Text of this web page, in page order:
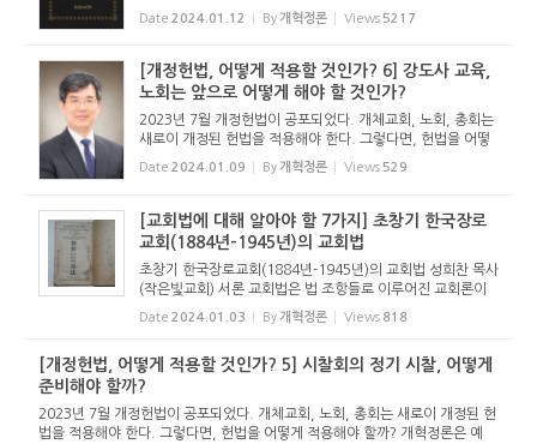
2022년(108회기) 기준 9,476개 교회, 목사수 22,180명, 장
로수 34,715명, 세례교인수는 1,602,398명, 전체교인수는
Date 2024.01.12 By 개혁정론 Views 5217
[개정헌법, 어떻게 적용할 것인가? 6] 강도사 교육,
노회는 앞으로 어떻게 해야 할 것인가?
2023년 7월 개정헌법이 공포되었다. 개체교회, 노회, 총회는
새로이 개정된 헌법을 적용해야 한다. 그렇다면, 헌법을 어떻
게 적용해야 할까? 개혁정론은 예배, 시편찬송, 미혼자 임직,
명예직, 시찰, 교회직원의 윤리 문제 등 새로운 헌법을 어떻게
Date 2024.01.09 By 개혁정론 Views 529
[교회법에 대해 알아야 할 7가지] 초창기 한국장로
교회(1884년-1945년)의 교회법
초창기 한국장로교회(1884년-1945년)의 교회법 성희찬 목사
(작은빛교회) 서론 교회법은 법 조항들로 이루어진 교회론이
다. 본 글은 한국장로교회 초창기, 즉 선교사가 처음으로 입국
한 1884년부터 1945년 해방까지로 국한하여 이 기간에 교회
Date 2024.01.03 By 개혁정론 Views 818
[개정헌법, 어떻게 적용할 것인가? 5] 시찰회의 정기 시찰, 어떻게
준비해야 할까?
2023년 7월 개정헌법이 공포되었다. 개체교회, 노회, 총회는 새로이 개정된 헌
법을 적용해야 한다. 그렇다면, 헌법을 어떻게 적용해야 할까? 개혁정론은 예